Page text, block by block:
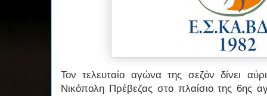
Τον τελευταίο αγώνα της σεζόν δίνει
Νικόπολη Πρέβεζας στο πλαίσιο της 6ης